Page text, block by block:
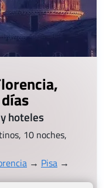
hoteles
10 noches,
→ Pisa →